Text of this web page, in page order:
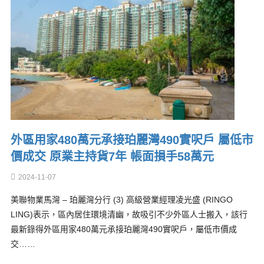
外區用家480萬元承接珀麗灣490實呎戶 屬低市
價成交 原業主持貨7年 帳面損手58萬元
2024-11-07
美聯物業馬灣 – 珀麗灣分行 (3) 高級營業經理凌光盛 (RINGO
LING)表示，區內居住環境清幽，故吸引不少外區人士搬入，該行
最新錄得外區用家480萬元承接珀麗灣490實呎戶，屬低市價成
交……